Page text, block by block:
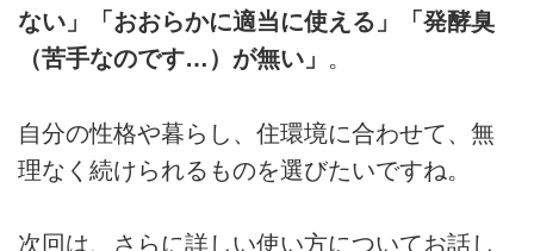
ない」「おおらかに適当に使える」「発酵臭
（苦手なのです…）が無い」 。
自分の性格や暮らし、住環境に合わせて、無
理なく続けられるものを選びたいですね。
次回は、さらに詳しい使い方についてお話し